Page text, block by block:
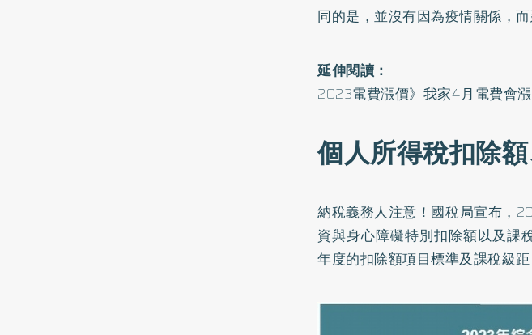
同的是，並沒有因為疫情關係，
延伸閱讀：
2023電費漲價》我家4月電費會
個人所得稅扣除
納稅義務人注意！國稅局宣布，
資與身心障礙特別扣除額以及課
年度的扣除額項目標準及課稅級